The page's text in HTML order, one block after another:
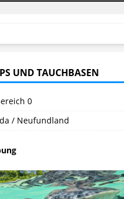
UND TAUCHBASEN
0
/ Neufundland